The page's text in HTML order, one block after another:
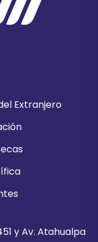
Extranjero
y Av. Atahualpa